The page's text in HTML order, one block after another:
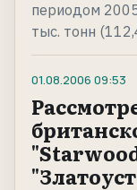
периодом
тыс. тонн
01.08.2006 09:53